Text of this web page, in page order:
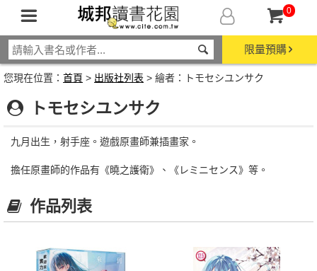
0
限量預購
您現在位置： 首頁 > 出版社列表 > 繪者：トモセシユンサク
トモセシユンサク
九月出生，射手座。遊戲原畫師兼插畫家。
擔任原畫師的作品有《曉之護衛》、《レミニセンス》等。
作品列表